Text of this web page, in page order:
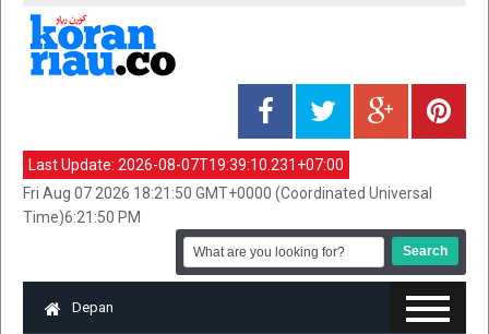
Last Update: 2026-08-07T19:39:10.231+07:00
Fri Aug 07 2026 18:21:50 GMT+0000 (Coordinated Universal
Time)6:21:50 PM
Depan